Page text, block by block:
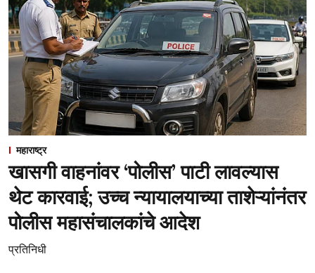
महाराष्ट्र
खासगी वाहनांवर ‘पोलीस’ पाटी लावल्यास
थेट कारवाई; उच्च न्यायालयाच्या ताशेऱ्यांनंतर
पोलीस महासंचालकांचे आदेश
प्रतिनिधी